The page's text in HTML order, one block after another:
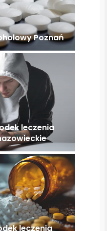
Poznań
leczenia
leczenia